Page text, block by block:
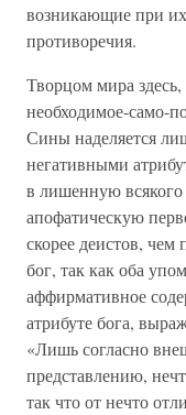
возникающие при
противоречия.
Творцом мира
необходимое-само-
Сины наделяется
негативными
в лишенную
апофатическую
скорее деистов, чем
бог, так как оба
аффирмативное
атрибуте бога,
«Лишь согласно
представлению,
так что от нечто